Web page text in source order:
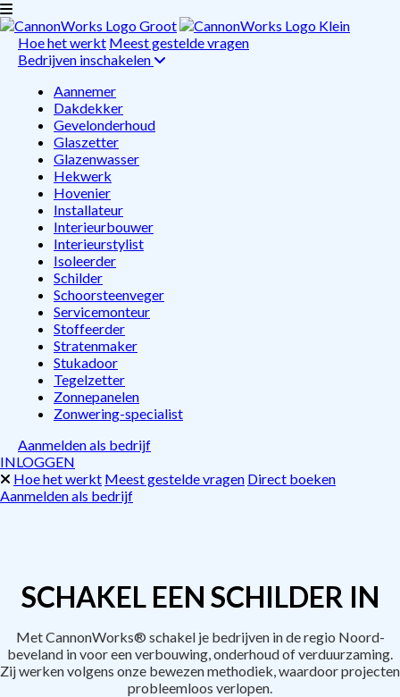
Hoe het werkt Meest gestelde vragen
Bedrijven inschakelen
Aannemer
Dakdekker
Gevelonderhoud
Glaszetter
Glazenwasser
Hekwerk
Hovenier
Installateur
Interieurbouwer
Interieurstylist
Isoleerder
Schilder
Schoorsteenveger
Servicemonteur
Stoffeerder
Stratenmaker
Stukadoor
Tegelzetter
Zonnepanelen
Zonwering-specialist
Aanmelden als bedrijf
INLOGGEN
Hoe het werkt Meest gestelde vragen Direct boeken
Aanmelden als bedrijf
SCHAKEL EEN SCHILDER IN
Met CannonWorks® schakel je bedrijven in de regio Noord-
beveland in voor een verbouwing, onderhoud of verduurzaming.
Zij werken volgens onze bewezen methodiek, waardoor projecten
probleemloos verlopen.